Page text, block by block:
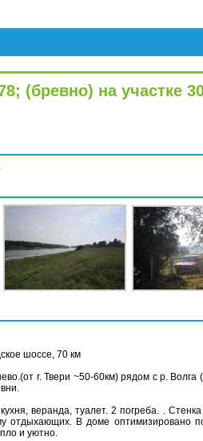
(бревно) на участке
шоссе, 70 км
г. Твери ~50-60км) рядом с р.
веранда, туалет. 2 погреба. .
отдыхающих. В доме оптимизировано
и уютно.